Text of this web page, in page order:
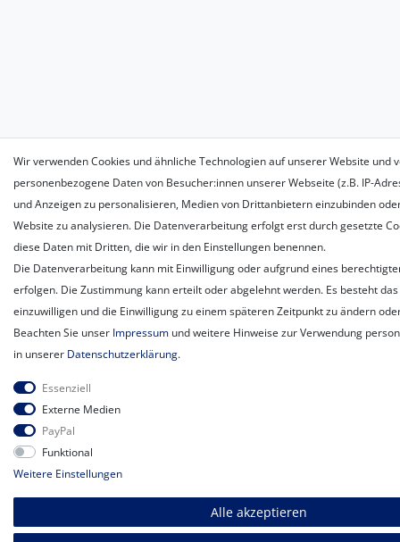
Wir verwenden Cookies und ähnliche Technologien auf unserer Website und
personenbezogene Daten von Besucher:innen unserer Webseite (z.B. IP-
und Anzeigen zu personalisieren, Medien von Drittanbietern einzubinden
Website zu analysieren. Die Datenverarbeitung erfolgt erst durch gesetzte
diese Daten mit Dritten, die wir in den Einstellungen benennen.
Die Datenverarbeitung kann mit Einwilligung oder aufgrund eines
erfolgen. Die Zustimmung kann erteilt oder abgelehnt werden. Es besteht das
einzuwilligen und die Einwilligung zu einem späteren Zeitpunkt zu ändern
Beachten Sie unser Impressum und weitere Hinweise zur Verwendung
in unserer Daten­schutz­erklärung.
Essenziell
Externe Medien
PayPal
Funktional
Weitere Einstellungen
Alle akzeptieren